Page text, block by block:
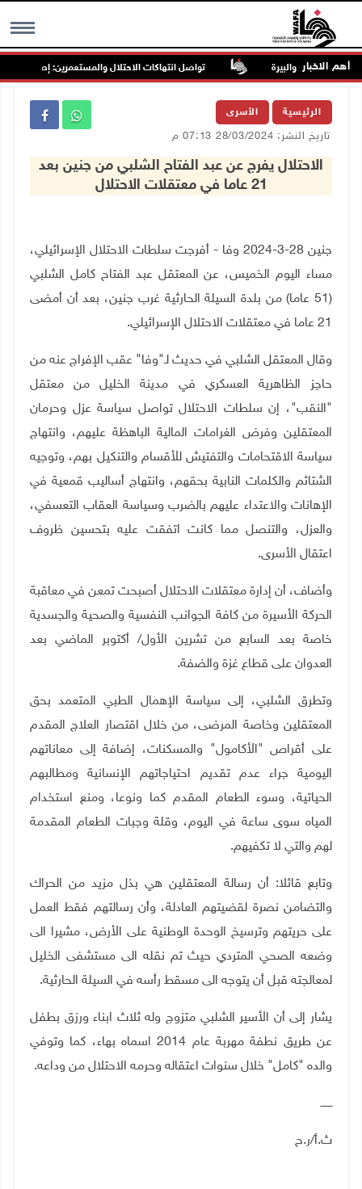
MENU أهم الاخبار تواصل انتهاكات الاحتلال والمستعمرين: إصابات
الرئيسية الأسرى
تاريخ النشر: 28/03/2024 07:13 م
الاحتلال يفرج عن عبد الفتاح الشلبي من جنين بعد
21 عاما في معتقلات الاحتلال
جنين 28-3-2024 وفا - أفرجت سلطات الاحتلال الإسرائيلي،
مساء اليوم الخميس، عن المعتقل عبد الفتاح كامل الشلبي
(51 عاما) من بلدة السيلة الحارثية غرب جنين، بعد أن أمضى
21 عاما في معتقلات الاحتلال الإسرائيلي
.
وقال المعتقل الشلبي في حديث لـ"وفا" عقب الإفراج عنه من
حاجز الظاهرية العسكري في مدينة الخليل من معتقل
"النقب"، إن سلطات الاحتلال تواصل سياسة عزل وحرمان
المعتقلين وفرض الغرامات المالية الباهظة عليهم، وانتهاج
سياسة الاقتحامات والتفتيش للأقسام والتنكيل بهم، وتوجيه
الشتائم والكلمات النابية بحقهم، وانتهاج أساليب قمعية في
الإهانات والاعتداء عليهم بالضرب وسياسة العقاب التعسفي،
والعزل، والتنصل مما كانت اتفقت عليه بتحسين ظروف
اعتقال الأسرى.
وأضاف، أن إدارة معتقلات الاحتلال أصبحت تمعن في معاقبة
الحركة الأسيرة من كافة الجوانب النفسية والصحية والجسدية
خاصة بعد السابع من تشرين الأول/ أكتوبر الماضي بعد
العدوان على قطاع غزة والضفة.
وتطرق الشلبي، إلى سياسة الإهمال الطبي المتعمد بحق
المعتقلين وخاصة المرضى، من خلال اقتصار العلاج المقدم
على أقراص "الأكامول" والمسكنات، إضافة إلى معاناتهم
اليومية جراء عدم تقديم احتياجاتهم الإنسانية ومطالبهم
الحياتية، وسوء الطعام المقدم كما ونوعا، ومنع استخدام
المياه سوى ساعة في اليوم، وقلة وجبات الطعام المقدمة
لهم والتي لا تكفيهم.
وتابع قائلا: أن رسالة المعتقلين هي بذل مزيد من الحراك
والتضامن نصرة لقضيتهم العادلة، وأن رسالتهم فقط العمل
على حريتهم وترسيخ الوحدة الوطنية على الأرض، مشيرا الى
وضعه الصحي المتردي حيث تم نقله الى مستشفى الخليل
لمعالجته قبل أن يتوجه الى مسقط رأسه في السيلة الحارثية.
يشار إلى أن الأسير الشلبي متزوج وله ثلاث ابناء ورزق بطفل
عن طريق نطفة مهربة عام 2014 اسماه بهاء، كما وتوفي
والده "كامل" خلال سنوات اعتقاله وحرمه الاحتلال من وداعه.
ـــــــ
ث.أ/ر.ح